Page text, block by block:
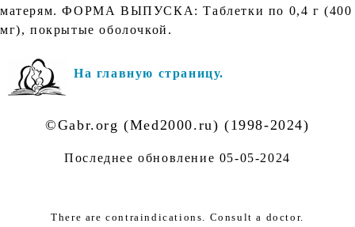
матерям. ФОРМА ВЫПУСКА: Таблетки по 0,4 г (400
мг), покрытые оболочкой.
На главную страницу.
©Gabr.org (Med2000.ru) (1998-2024)
Последнее обновление 05-05-2024
There are contraindications. Consult a doctor.